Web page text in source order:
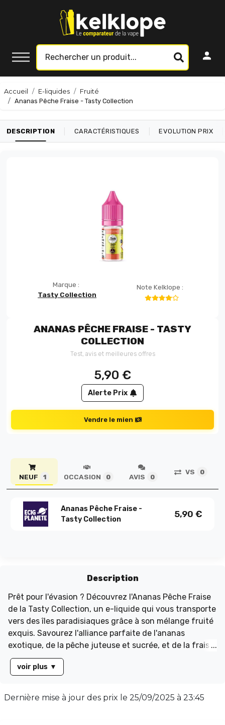
Accueil E-liquides
Fruité
Ananas Pêche Fraise - Tasty Collection
DESCRIPTION CARACTÉRISTIQUES EVOLUTION PRIX
Marque :
Tasty Collection
Note Kelklope :
ANANAS PÊCHE FRAISE - TASTY
COLLECTION
Test, avis et meilleures offres
5,90 €
Alerte Prix
Vendre le mien
NEUF 1 OCCASION 0 AVIS 0
VS 0
Ananas Pêche Fraise -
Tasty Collection
5,90 €
Description
Prêt pour l'évasion ? Découvrez l'Ananas Pêche Fraise
de la Tasty Collection, un e-liquide qui vous transporte
vers des îles paradisiaques grâce à son mélange fruité
exquis. Savourez l'alliance parfaite de l'ananas
exotique, de la pêche juteuse et sucrée, et de la fraise
douce et onctueuse. Ce trio de saveurs offre une
expérience gustative inégalée, un véritable délice à
liquide propose un équilibre parfait avec un taux
voir plus ▼
Dernière mise à jour des prix le 25/09/2025 à 23:45